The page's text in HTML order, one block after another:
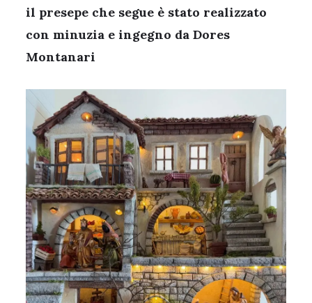
il presepe che segue è stato realizzato
con minuzia e ingegno da Dores
Montanari